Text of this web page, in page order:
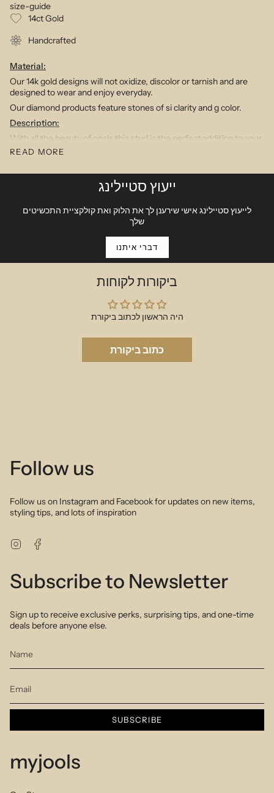
size-guide
14ct Gold
Handcrafted
Material:
Our 14k gold designs will not oxidize, discolor or tarnish and are
designed to wear and enjoy everyday.
Our diamond products feature stones of si clarity and g color.
Description:
With all the beauty of opals this stud is the perfect addition to your
ear party. With a flat labret closure it sits comfortably in any
.6gm .02ct 2mm opal
READ MORE
ייעוץ סטיילינג
לייעוץ סטיילינג אישי שירענן לך את הלוק ואת קולקציית התכשיטים
שלך
דברי איתנו
ביקורות לקוחות
היה הראשון לכתוב ביקורת
כתוב ביקורת
Follow us
Follow us on Instagram and Facebook for updates on new items,
styling tips, and lots of inspiration
Instagram
Subscribe to Newsletter
Sign up to receive exclusive perks, surprising tips, and one-time
deals before anyone else.
SUBSCRIBE
myjools